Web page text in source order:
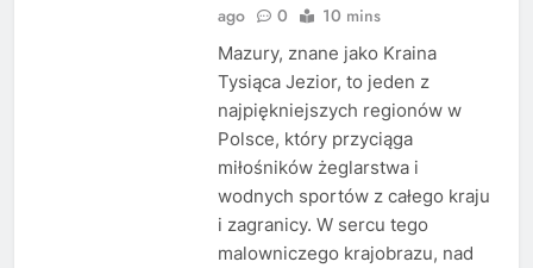
ago
0 10 mins
Mazury, znane jako Kraina
Tysiąca Jezior, to jeden z
najpiękniejszych regionów w
Polsce, który przyciąga
miłośników żeglarstwa i
wodnych sportów z całego kraju
i zagranicy. W sercu tego
malowniczego krajobrazu, nad